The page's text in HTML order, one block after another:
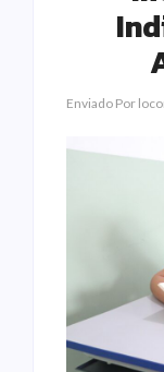
Enviado Por